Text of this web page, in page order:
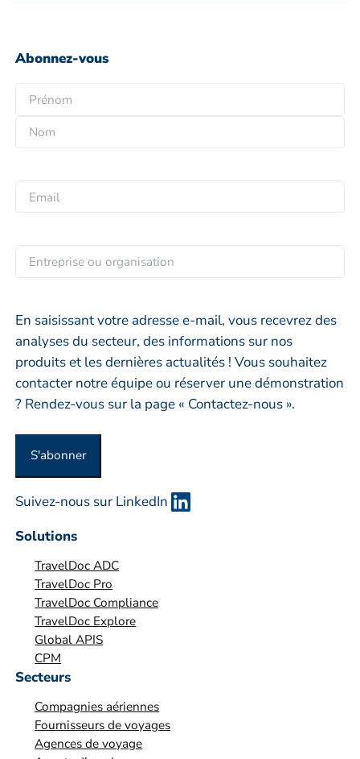
Abonnez-vous
o
r
n
o
o
m
i
ln
r
e
p
r
i
o
r
g
t
En saisissant votre adresse e-mail, vous recevrez des
analyses du secteur, des informations sur nos
produits et les dernières actualités ! Vous souhaitez
contacter notre équipe ou réserver une démonstration
? Rendez-vous sur la page « Contactez-nous ».
S'abonner
Suivez-nous sur LinkedIn
Solutions
TravelDoc ADC
TravelDoc Pro
TravelDoc Compliance
TravelDoc Explore
Global APIS
CPM
Secteurs
Compagnies aériennes
Fournisseurs de voyages
Agences de voyage